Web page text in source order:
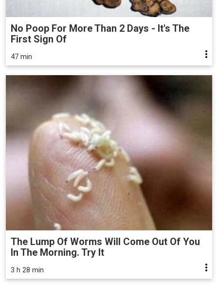
No Poop For More Than 2 Days - It's The
First Sign Of
47 min
The Lump Of Worms Will Come Out Of You
In The Morning. Try It
3 h 28 min